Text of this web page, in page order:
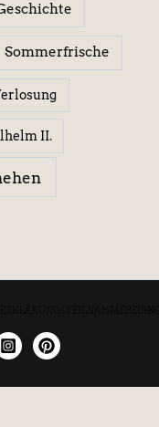
Sommerfrische
II.